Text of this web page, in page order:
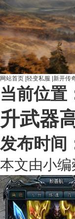
网站首页 轻变私服 新开传
当前位置
升武器
发布时间
本文由小